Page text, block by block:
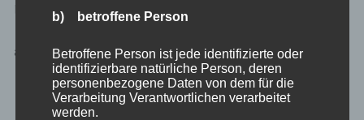
Hallöchen du Weltenbummler da draußen! Nach einem knapp 13
angekommen. Vor Ort kümmerten wir uns am Flughafen um eine
eSimkarte von Cable and Wireless und wechselten etwas Euro
in Rupinen (der Wechselkurs war an …
b) betroffene Person
Betroffene Person ist jede identifizierte oder
identifizierbare natürliche Person, deren
personenbezogene Daten von dem für die
Verarbeitung Verantwortlichen verarbeitet
werden.